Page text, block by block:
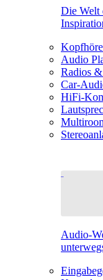
Die Welt
Audio
Radios
Car-
HiFi-
Audio-